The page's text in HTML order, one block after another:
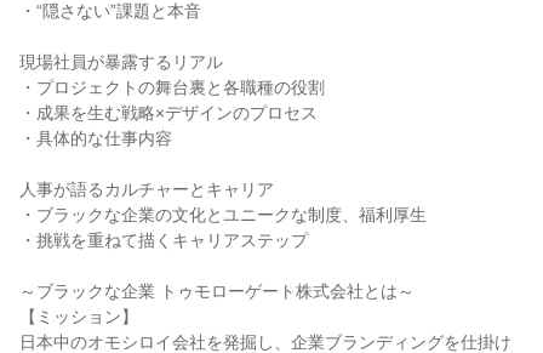
・“隠さない”課題と本音
現場社員が暴露するリアル
・プロジェクトの舞台裏と各職種の役割
・成果を生む戦略×デザインのプロセス
・具体的な仕事内容
人事が語るカルチャーとキャリア
・ブラックな企業の文化とユニークな制度、福利厚生
・挑戦を重ねて描くキャリアステップ
～ブラックな企業 トゥモローゲート株式会社とは～
【ミッション】
日本中のオモシロイ会社を発掘し、企業ブランディングを仕掛け